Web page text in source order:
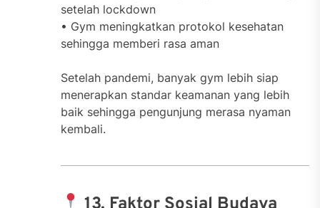
setelah lockdown
• Gym meningkatkan protokol kesehatan
sehingga memberi rasa aman
Setelah pandemi, banyak gym lebih siap
menerapkan standar keamanan yang lebih
baik sehingga pengunjung merasa nyaman
kembali.